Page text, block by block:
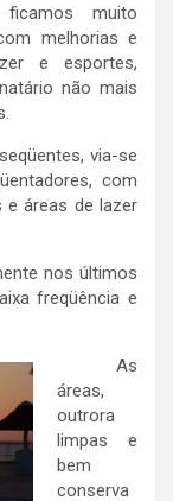
muito
melhorias e
e esportes,
não mais
via-se
com
e áreas de lazer
nos últimos
freqüência e
As
áreas,
outrora
limpas e
bem
conserva